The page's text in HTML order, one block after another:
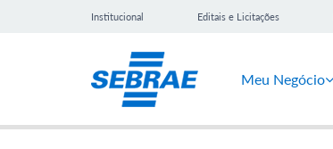
Institucional Editais e Licitações
Meu Negócio